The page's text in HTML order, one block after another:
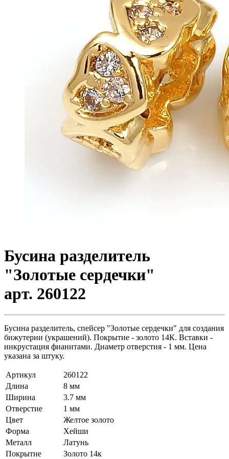
Бусина разделитель
"Золотые сердечки"
арт. 260122
Бусина разделитель, спейсер "Золотые сердечки" для создания
бижутерии (украшений). Покрытие - золото 14К. Вставки -
инкрустация фианитами. Диаметр отверстия - 1 мм. Цена
указана за штуку.
Артикул
260122
Длина
8 мм
Ширина
3.7 мм
Отверстие
1 мм
Цвет
Желтое золото
Форма
Хейши
Металл
Латунь
Покрытие
Золото 14к